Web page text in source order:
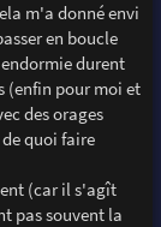
m'a donné envi
en boucle
durent
(enfin pour moi et
des orages
quoi faire
(car il s'agît
pas souvent la